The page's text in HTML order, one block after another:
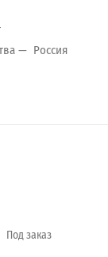
Россия
Под заказ